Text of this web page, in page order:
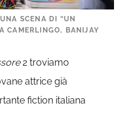
SCENA DI “UN
CAMERLINGO, BANIJAY
2 troviamo
attrice già
fiction italiana